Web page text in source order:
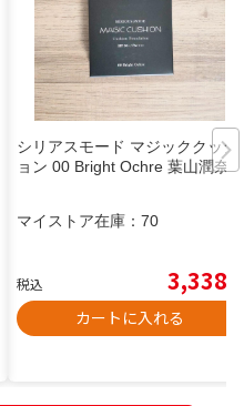
シリアスモード マジッククッシ
ョン 00 Bright Ochre 葉山潤奈
マイストア在庫： 70
税込 3,338
カートに入れる